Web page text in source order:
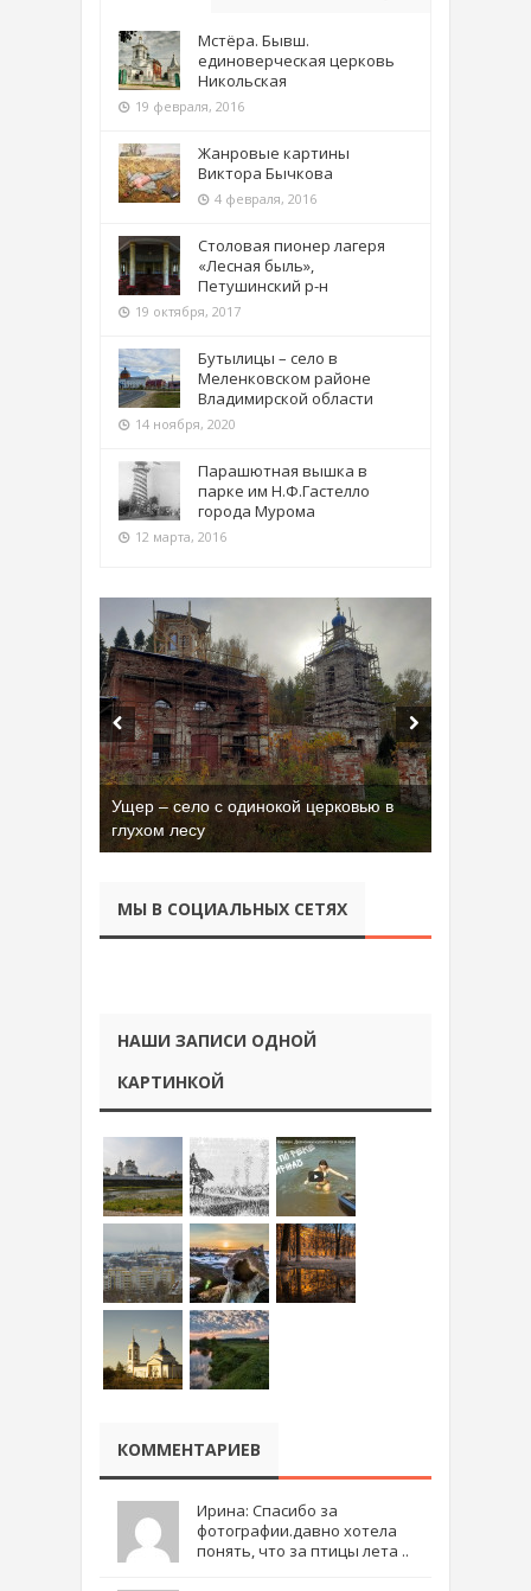
Мстёра. Бывш.
единоверческая церковь
Никольская
19 февраля, 2016
Жанровые картины
Виктора Бычкова
4 февраля, 2016
Столовая пионер лагеря
«Лесная быль»,
Петушинский р-н
19 октября, 2017
Бутылицы – село в
Меленковском районе
Владимирской области
14 ноября, 2020
Парашютная вышка в
парке им Н.Ф.Гастелло
города Мурома
12 марта, 2016
Ущер – село с одинокой церковью в
глухом лесу
МЫ В СОЦИАЛЬНЫХ СЕТЯХ
НАШИ ЗАПИСИ ОДНОЙ
КАРТИНКОЙ
КОММЕНТАРИЕВ
Ирина: Спасибо за
фотографии.давно хотела
понять, что за птицы лета ..